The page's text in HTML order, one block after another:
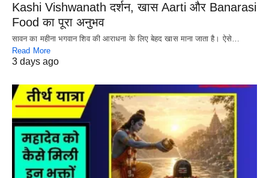
Kashi Vishwanath दर्शन, खास Aarti और Banarasi
Food का पूरा अनुभव
सावन का महीना भगवान शिव की आराधना के लिए बेहद खास माना जाता है। ऐसे…
Read More
3 days ago